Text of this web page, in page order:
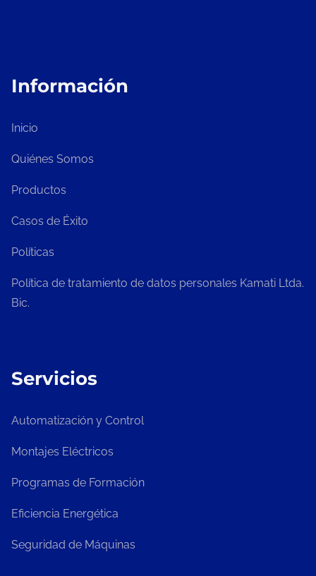
Información
Inicio
Quiénes Somos
Productos
Casos de Éxito
Políticas
Política de tratamiento de datos personales Kamati Ltda.
Bic.
Servicios
Automatización y Control
Montajes Eléctricos
Programas de Formación
Eficiencia Energética
Seguridad de Máquinas